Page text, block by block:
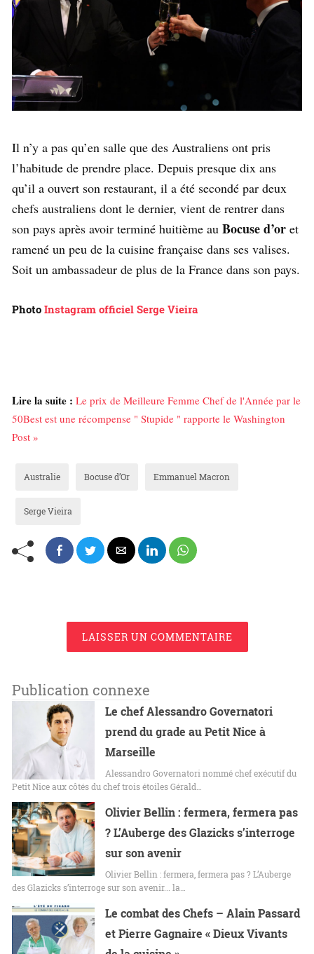
Il n’y a pas qu’en salle que des Australiens ont pris
l’habitude de prendre place. Depuis presque dix ans
qu’il a ouvert son restaurant, il a été secondé par deux
chefs australiens dont le dernier, vient de rentrer dans
son pays après avoir terminé huitième au Bocuse d’or et
ramené un peu de la cuisine française dans ses valises.
Soit un ambassadeur de plus de la France dans son pays.
Photo Instagram officiel Serge Vieira
Lire la suite : Le prix de Meilleure Femme Chef de l'Année par le
50Best est une récompense " Stupide " rapporte le Washington
Post »
Australie Bocuse d’Or Emmanuel Macron
Serge Vieira
LAISSER UN COMMENTAIRE
Publication connexe
Le chef Alessandro Governatori
prend du grade au Petit Nice à
Marseille
Alessandro Governatori nommé chef exécutif du
Petit Nice aux côtés du chef trois étoiles Gérald…
Olivier Bellin : fermera, fermera pas
? L’Auberge des Glazicks s’interroge
sur son avenir
Olivier Bellin : fermera, fermera pas ? L’Auberge
des Glazicks s’interroge sur son avenir... la…
Le combat des Chefs – Alain Passard
et Pierre Gagnaire « Dieux Vivants